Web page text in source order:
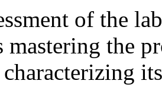
of the
mastering the